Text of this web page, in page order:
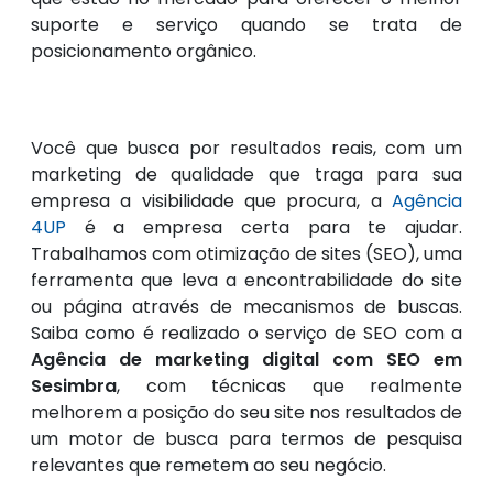
suporte e serviço quando se trata de
posicionamento orgânico.
Você que busca por resultados reais, com um
marketing de qualidade que traga para sua
empresa a visibilidade que procura, a Agência
4UP é a empresa certa para te ajudar.
Trabalhamos com otimização de sites (SEO), uma
ferramenta que leva a encontrabilidade do site
ou página através de mecanismos de buscas.
Saiba como é realizado o serviço de SEO com a
Agência de marketing digital com SEO em
Sesimbra, com técnicas que realmente
melhorem a posição do seu site nos resultados de
um motor de busca para termos de pesquisa
relevantes que remetem ao seu negócio.